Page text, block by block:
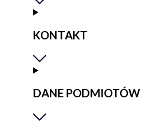
KONTAKT
DANE PODMIOTÓW